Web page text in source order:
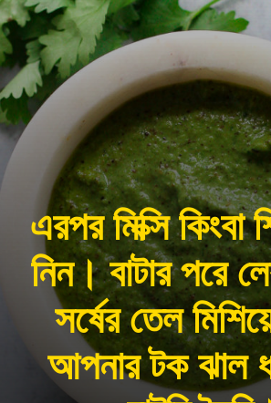
এরপর মিক্সি কিংবা
নিন। বাটার পরে
সর্ষের তেল
আপনার টক ঝাল